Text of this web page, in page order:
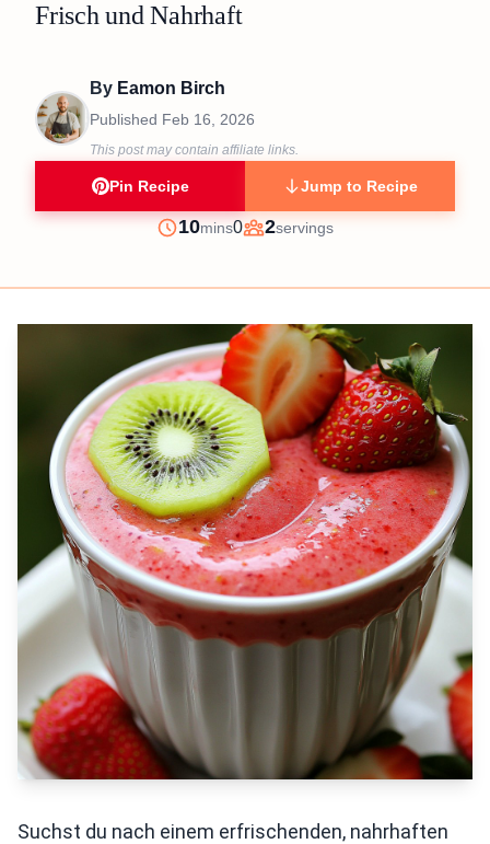
Frisch und Nahrhaft
By Eamon Birch
Published Feb 16, 2026
This post may contain affiliate links.
Pin Recipe Jump to Recipe
Prep
10minutes
mins0
Servings
2servings
Suchst du nach einem erfrischenden, nahrhaften